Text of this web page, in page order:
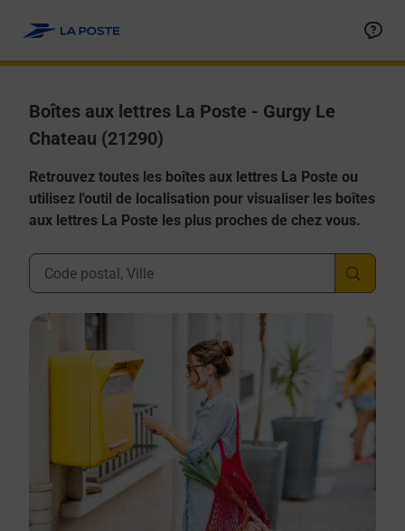
Boîtes aux lettres La Poste - Gurgy Le
Chateau (21290)
Retrouvez toutes les boîtes aux lettres La Poste ou
utilisez l'outil de localisation pour visualiser les boîtes
aux lettres La Poste les plus proches de chez vous.
Ville, Département, Code Postal